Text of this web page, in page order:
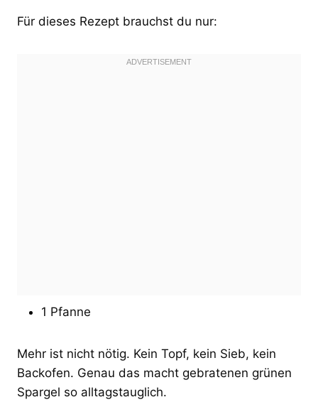
Für dieses Rezept brauchst du nur:
1 Pfanne
Mehr ist nicht nötig. Kein Topf, kein Sieb, kein
Backofen. Genau das macht gebratenen grünen
Spargel so alltagstauglich.